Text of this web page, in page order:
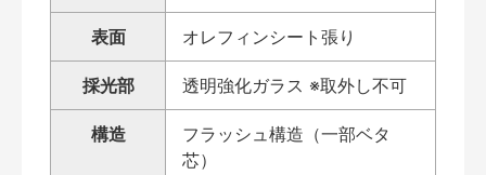
表面 オレフィンシート張り
採光部 透明強化ガラス ※取外し不可
構造
フラッシュ構造（一部ベタ
芯）